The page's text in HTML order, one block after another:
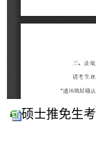
硕士推免生